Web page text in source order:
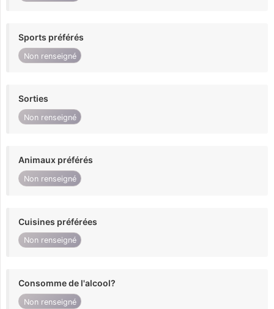
Sports préférés
Non renseigné
Sorties
Non renseigné
Animaux préférés
Non renseigné
Cuisines préférées
Non renseigné
Consomme de l'alcool?
Non renseigné